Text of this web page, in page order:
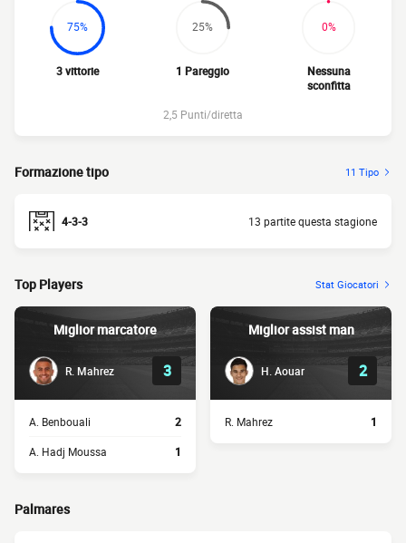
75%
3 vittorie
25%
1 Pareggio
0%
Nessuna
sconfitta
2,5 Punti/diretta
Formazione tipo 11 Tipo
4-3-3 13 partite questa stagione
Top Players Stat Giocatori
Miglior marcatore
R. Mahrez 3
A. Benbouali 2
A. Hadj Moussa 1
Miglior assist man
H. Aouar 2
R. Mahrez 1
Palmares